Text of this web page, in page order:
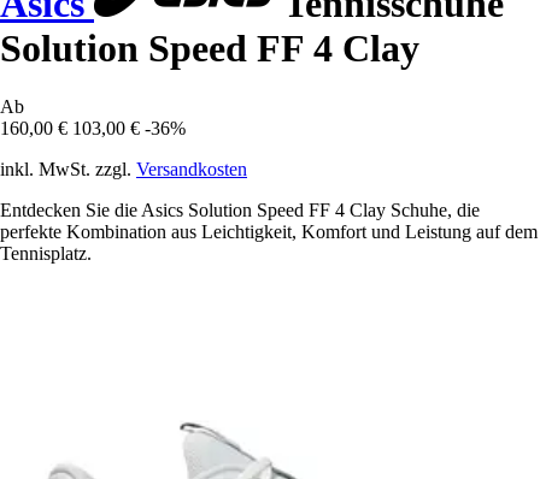
Solution Speed FF 4 Clay
Ab
160,00 € 103,00 € -36%
inkl. MwSt. zzgl. Versandkosten
Entdecken Sie die Asics Solution Speed FF 4 Clay Schuhe, die
perfekte Kombination aus Leichtigkeit, Komfort und Leistung auf dem
Tennisplatz.